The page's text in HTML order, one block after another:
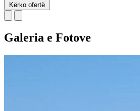
Kërko ofertë
Galeria e Fotove